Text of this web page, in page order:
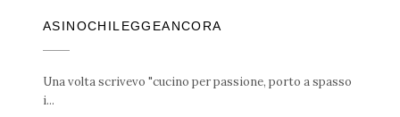
ASINOCHILEGGEANCORA
Una volta scrivevo "cucino per passione, porto a spasso
i...